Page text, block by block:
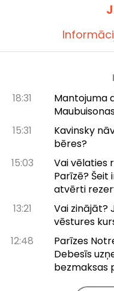
18:31
Mantojuma
15:31
Kavinsky
bēres?
15:03
Vai vēlaties
Parīzē? Šeit
atvērti
13:21
Vai zinājāt?
vēstures
12:48
Parīzes
Debesīs
bezmaksas